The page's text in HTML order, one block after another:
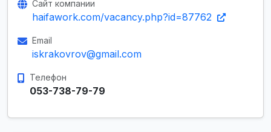
Сайт компании
haifawork.com/vacancy.php?id=87762
Email
iskrakovrov@gmail.com
Телефон
053-738-79-79